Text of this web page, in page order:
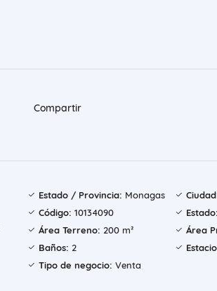
Compartir
Estado / Provincia: Monagas
Código: 10134090 Estado:
Área Terreno: 200 m² Área
Baños: 2
Tipo de negocio: Venta